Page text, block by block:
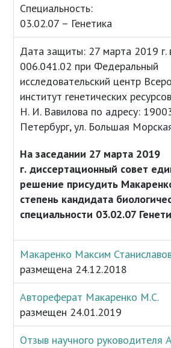
Специальность:
03.02.07 – Генетика
Дата защиты: 27 марта 2019 г.
006.041.02 при Федеральный
исследовательский центр
институт генетических
Н. И. Вавилова по адресу:
Петербург, ул. Большая
На заседании 27 марта 2019
г. диссертационный совет
решение присудить
степень кандидата
специальности 03.02.07
Макаренко Максим
размещена 24.12.2018
Автореферат Макаренко М.С.
размещен 24.01.2019
Отзыв научного руководителя